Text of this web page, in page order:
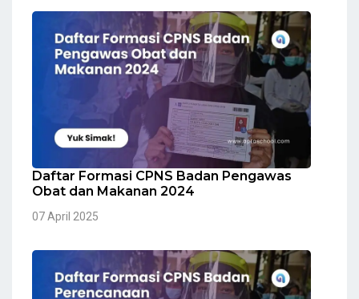
Daftar Formasi CPNS Badan Pengawas
Obat dan Makanan 2024
07 April 2025